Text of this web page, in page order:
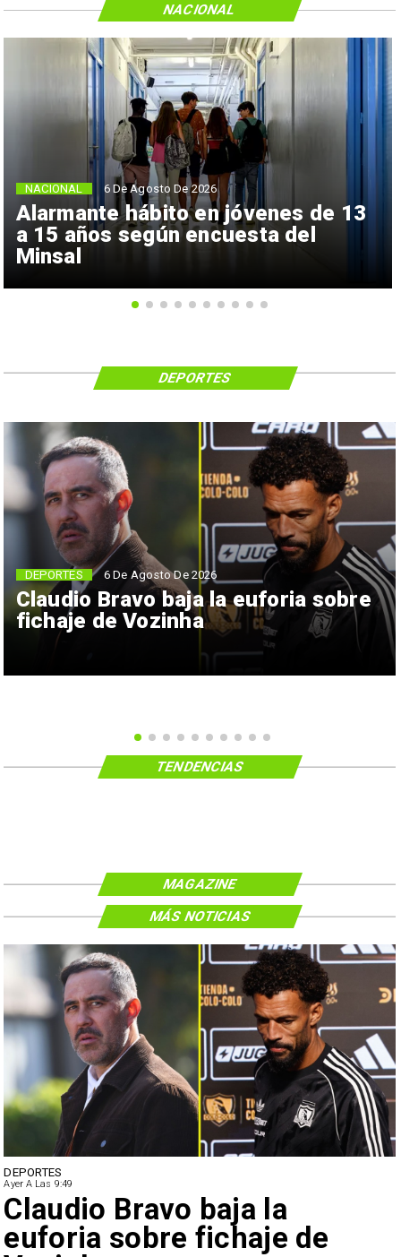
Alarmante hábito en jóvenes de 13
a 15 años según encuesta del
Minsal
NACIONAL 6 De Agosto De 2026
NACIONAL
Claudio Bravo baja la euforia sobre
fichaje de Vozinha
DEPORTES 6 De Agosto De 2026
DEPORTES
TENDENCIAS
MAGAZINE
baja la
de
Senado
Campillai-
MÁS NOTICIAS